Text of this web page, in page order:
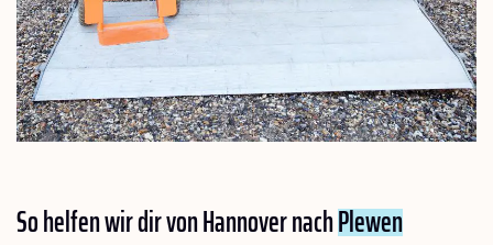
So helfen wir dir von Hannover nachPlewen